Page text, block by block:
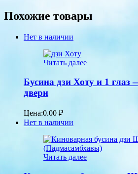
Похожие товары
Нет в наличии
Читать далее
Бусина дзи Хоту и 1
двери
Цена:0.00 ₽
Нет в наличии
Читать далее